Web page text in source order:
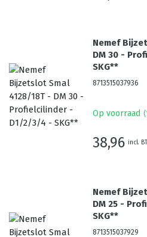
Nemef
DM 30 -
SKG**
8713515037936
Op voorraad (
38,96 incl.
Nemef
DM 25 -
SKG**
8713515037929